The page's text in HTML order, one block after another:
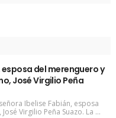
del merenguero y
José Virgilio Peña
Ibelise Fabián, esposa
Virgilio Peña Suazo. La ...